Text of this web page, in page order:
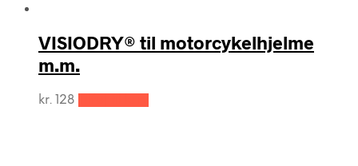
VISIODRY® til motorcykelhjelme
m.m.
kr. 128